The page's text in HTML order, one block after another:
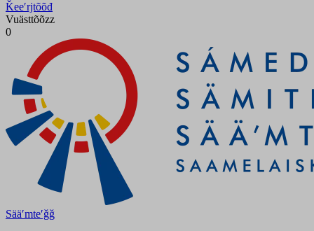
Ǩeeʹrjtõõđ
Vuästtõõzz
0
Sääʹmteʹǧǧ